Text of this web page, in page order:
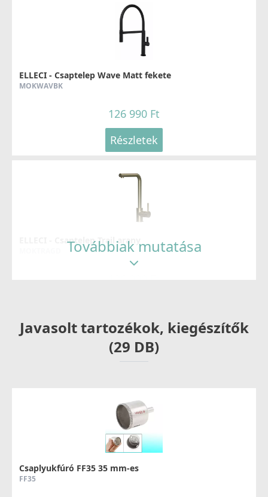
ELLECI - Csaptelep Wave Matt fekete
MOKWAVBK
126 990 Ft
Részletek
ELLECI - Csaptelep Trail arany
ELLECI - Csaptelep Stream Plus - matt fekete
137 990 Ft
Részletek
Továbbiak mutatása
Javasolt tartozékok, kiegészítők
(29 DB)
Csaplyukfúró FF35 35 mm-es
FF35